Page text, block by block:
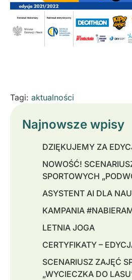
Tagi: aktualności
Najnowsze wpisy
DZIĘKUJEMY ZA
NOWOŚĆ!
SPORTOWYCH
ASYSTENT AI DLA
KAMPANIA
LETNIA JOGA
CERTYFIKATY –
SCENARIUSZ ZAJĘĆ
„WYCIECZKA DO